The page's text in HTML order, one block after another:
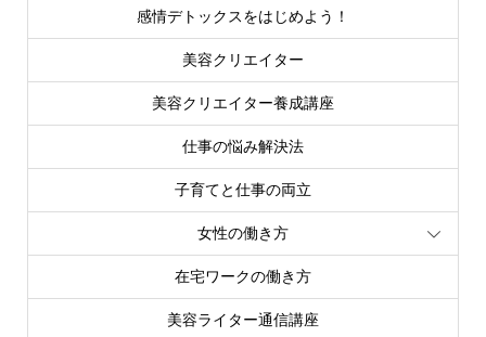
感情デトックスをはじめよう！
美容クリエイター
美容クリエイター養成講座
仕事の悩み解決法
子育てと仕事の両立
女性の働き方
在宅ワークの働き方
美容ライター通信講座